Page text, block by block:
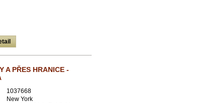
A PŘES HRANICE -
1037668
New York